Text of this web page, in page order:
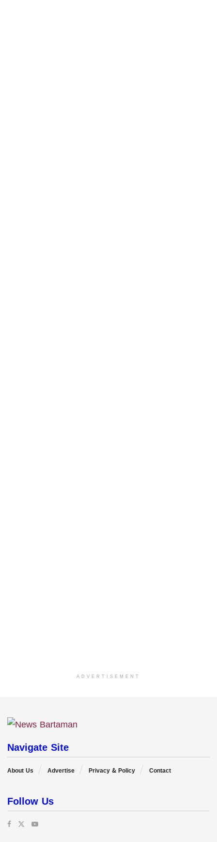
ADVERTISEMENT
Navigate Site
About Us Advertise Privacy & Policy Contact
Follow Us